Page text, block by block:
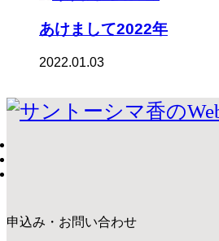
あけまして2022年
2022.01.03
申込み・お問い合わせ